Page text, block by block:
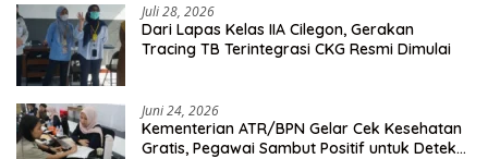
Juli 28, 2026
Dari Lapas Kelas IIA Cilegon, Gerakan
Tracing TB Terintegrasi CKG Resmi Dimulai
Juni 24, 2026
Kementerian ATR/BPN Gelar Cek Kesehatan
Gratis, Pegawai Sambut Positif untuk Deteksi